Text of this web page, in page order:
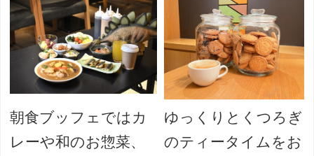
朝食ブッフェではカ
レーや和のお惣菜、
ゆっくりとくつろぎ
のティータイムをお